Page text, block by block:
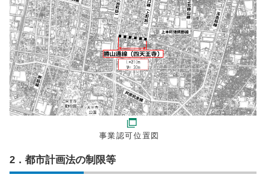
事業認可位置図
2．都市計画法の制限等